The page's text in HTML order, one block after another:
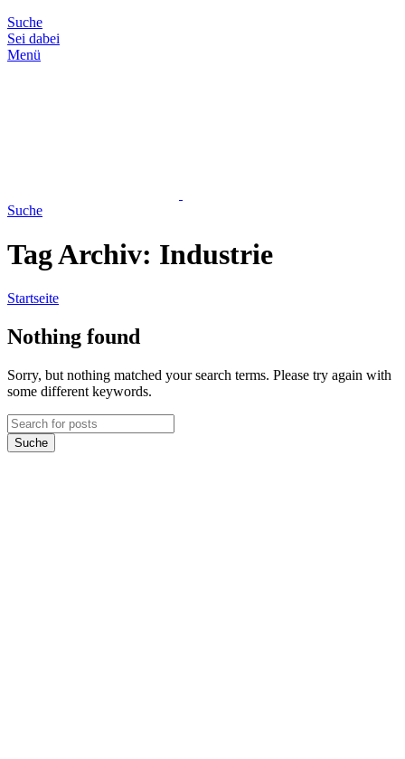
Suche
Sei dabei
Menü
Suche
Tag Archiv: Industrie
Startseite
Nothing found
Sorry, but nothing matched your search terms. Please try again with
some different keywords.
Suche